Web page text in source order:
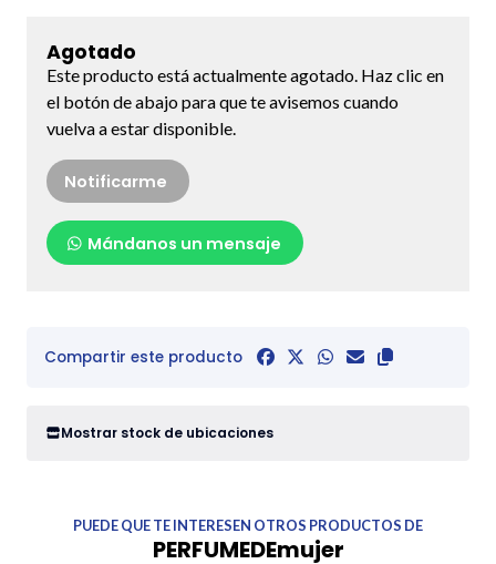
Agotado
Este producto está actualmente agotado. Haz clic en
el botón de abajo para que te avisemos cuando
vuelva a estar disponible.
Notificarme
Mándanos un mensaje
Compartir este producto
Mostrar stock de ubicaciones
PUEDE QUE TE INTERESEN OTROS PRODUCTOS DE
PERFUMEDEmujer